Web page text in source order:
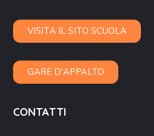
VISITA IL SITO SCUOLA
GARE D'APPALTO
CONTATTI